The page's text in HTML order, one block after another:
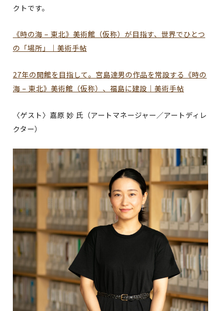
クトです。
《時の海 – 東北》美術館（仮称）が目指す、世界でひとつ
の「場所」｜美術手帖
27年の開館を目指して。宮島達男の作品を常設する《時の
海 – 東北》美術館（仮称）、福島に建設｜美術手帖
〈ゲスト〉嘉原 妙 氏（アートマネージャー／アートディレ
クター）